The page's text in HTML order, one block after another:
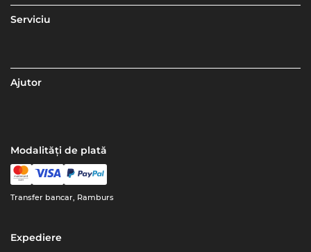
Serviciu
Ajutor
Modalități de plată
Transfer bancar, Ramburs
Expediere